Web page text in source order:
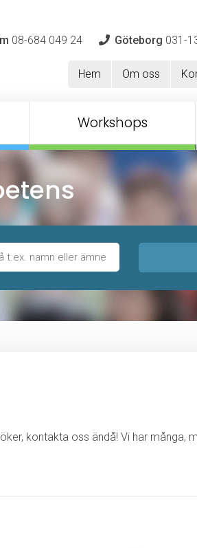
08-684 049 24 Göteborg 031-
Hem Om oss
Workshops
kontakta oss ändå! Vi har många,